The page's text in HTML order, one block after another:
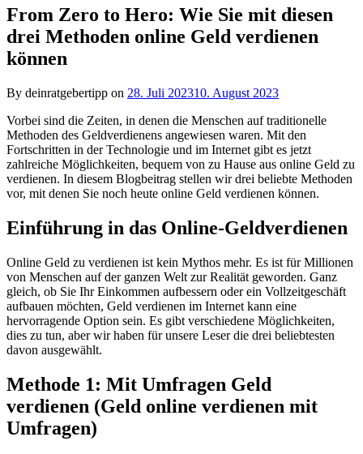
From Zero to Hero: Wie Sie mit diesen
drei Methoden online Geld verdienen
können
By deinratgebertipp on 28. Juli 202310. August 2023
Vorbei sind die Zeiten, in denen die Menschen auf traditionelle
Methoden des Geldverdienens angewiesen waren. Mit den
Fortschritten in der Technologie und im Internet gibt es jetzt
zahlreiche Möglichkeiten, bequem von zu Hause aus online Geld zu
verdienen. In diesem Blogbeitrag stellen wir drei beliebte Methoden
vor, mit denen Sie noch heute online Geld verdienen können.
Einführung in das Online-Geldverdienen
Online Geld zu verdienen ist kein Mythos mehr. Es ist für Millionen
von Menschen auf der ganzen Welt zur Realität geworden. Ganz
gleich, ob Sie Ihr Einkommen aufbessern oder ein Vollzeitgeschäft
aufbauen möchten, Geld verdienen im Internet kann eine
hervorragende Option sein. Es gibt verschiedene Möglichkeiten,
dies zu tun, aber wir haben für unsere Leser die drei beliebtesten
davon ausgewählt.
Methode 1: Mit Umfragen Geld
verdienen (Geld online verdienen mit
Umfragen)